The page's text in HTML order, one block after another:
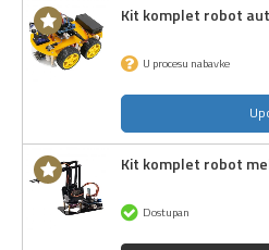
Kit komplet robot
U procesu nabavke
Kit komplet robot
Dostupan